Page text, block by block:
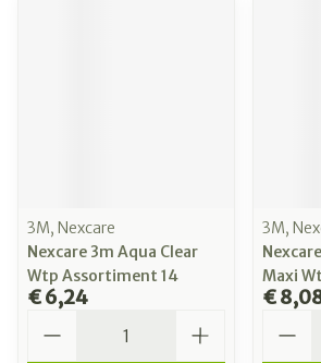
3M, Nexcare
Nexcare 3m Aqua Clear
Wtp Assortiment 14
€ 6,24
3M,
Maxi
€